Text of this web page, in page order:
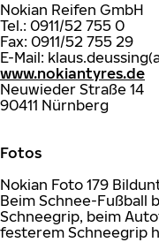
Nokian Reifen GmbH
Tel.: 0911/52 755 0
Fax: 0911/52 755 29
E-Mail:
www.nokiantyres.de
Neuwieder Straße 14
90411 Nürnberg
Fotos
Nokian Foto 179
Beim Schnee-Fußball
Schneegrip, beim
festerem Schneegrip